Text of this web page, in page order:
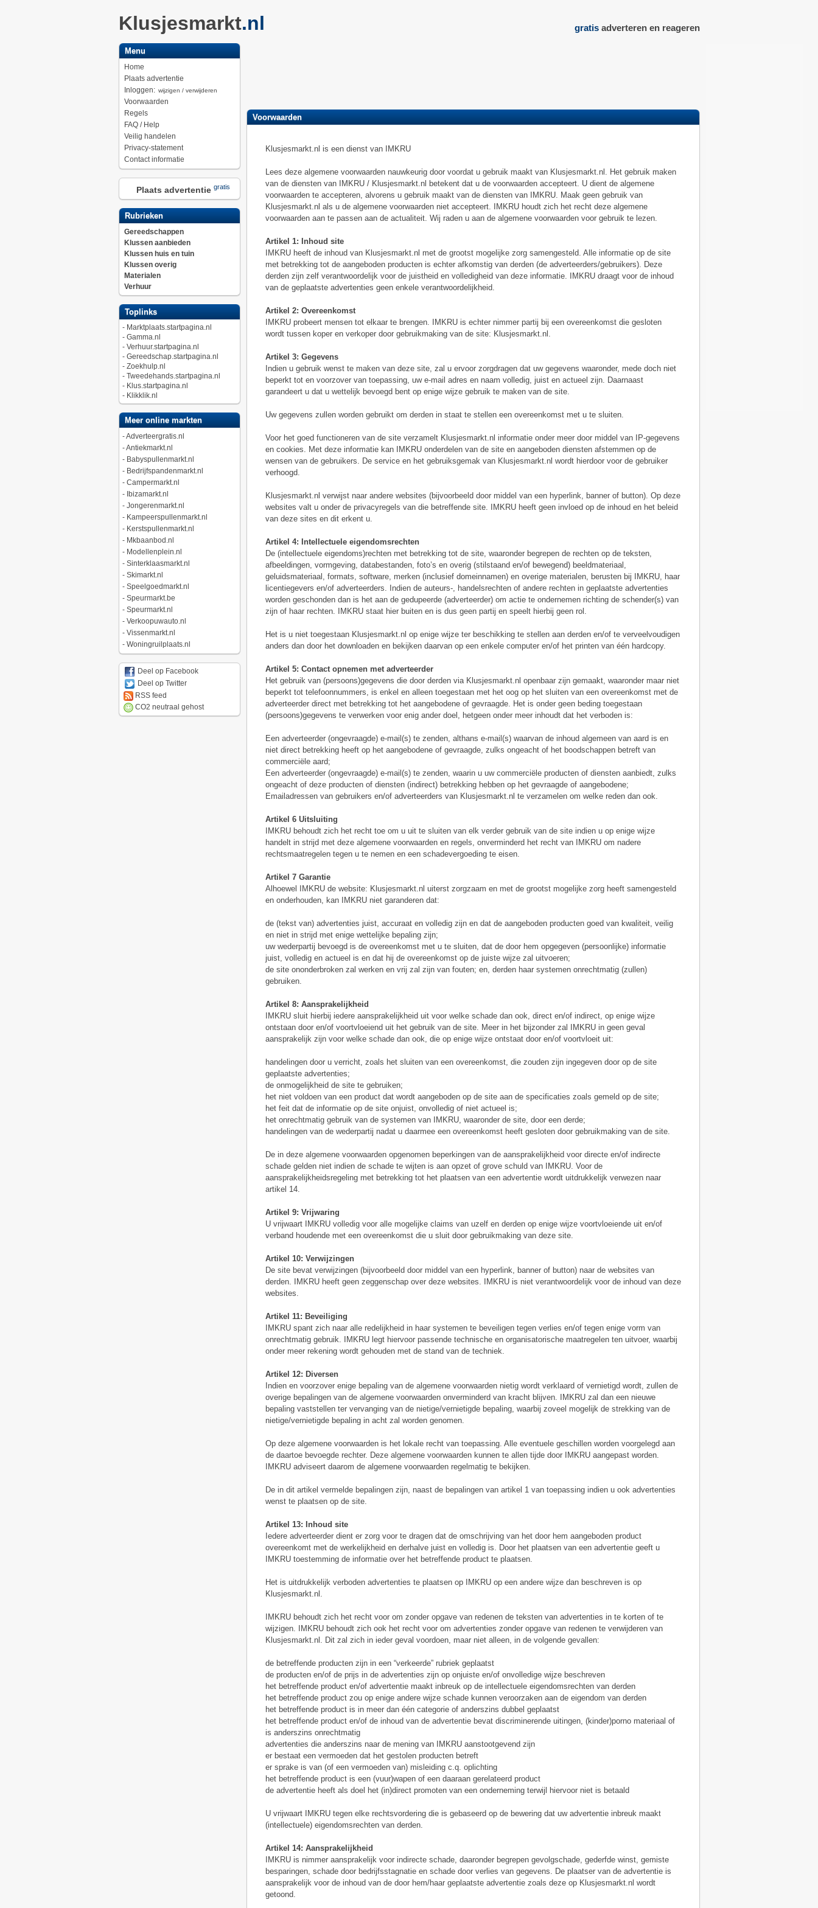
Klusjesmarkt.nl gratisadverteren en reageren
Menu
Home
Plaats advertentie
Inloggen: wijzigen / verwijderen
Voorwaarden
Regels
FAQ / Help
Veilig handelen
Privacy-statement
Contact informatie
Plaats advertentie gratis
Rubrieken
Gereedschappen
Klussen aanbieden
Klussen huis en tuin
Klussen overig
Materialen
Verhuur
Toplinks
- Marktplaats.startpagina.nl
- Gamma.nl
- Verhuur.startpagina.nl
- Gereedschap.startpagina.nl
- Zoekhulp.nl
- Tweedehands.startpagina.nl
- Klus.startpagina.nl
- Klikklik.nl
Meer online markten
-Adverteergratis.nl
-Antiekmarkt.nl
- Babyspullenmarkt.nl
- Bedrijfspandenmarkt.nl
- Campermarkt.nl
- Ibizamarkt.nl
- Jongerenmarkt.nl
- Kampeerspullenmarkt.nl
- Kerstspullenmarkt.nl
- Mkbaanbod.nl
- Modellenplein.nl
- Sinterklaasmarkt.nl
- Skimarkt.nl
- Speelgoedmarkt.nl
- Speurmarkt.be
- Speurmarkt.nl
- Verkoopuwauto.nl
- Vissenmarkt.nl
- Woningruilplaats.nl
Deel op Facebook
Deel op Twitter
RSS feed
CO2 neutraal gehost
Voorwaarden
Klusjesmarkt.nl is een dienst van IMKRU
Lees deze algemene voorwaarden nauwkeurig door voordat u gebruik maakt van Klusjesmarkt.nl. Het gebruik maken
van de diensten van IMKRU / Klusjesmarkt.nl betekent dat u de voorwaarden accepteert. U dient de algemene
voorwaarden te accepteren, alvorens u gebruik maakt van de diensten van IMKRU. Maak geen gebruik van
Klusjesmarkt.nl als u de algemene voorwaarden niet accepteert. IMKRU houdt zich het recht deze algemene
voorwaarden aan te passen aan de actualiteit. Wij raden u aan de algemene voorwaarden voor gebruik te lezen.
Artikel 1: Inhoud site
IMKRU heeft de inhoud van Klusjesmarkt.nl met de grootst mogelijke zorg samengesteld. Alle informatie op de site
met betrekking tot de aangeboden producten is echter afkomstig van derden (de adverteerders/gebruikers). Deze
derden zijn zelf verantwoordelijk voor de juistheid en volledigheid van deze informatie. IMKRU draagt voor de inhoud
van de geplaatste advertenties geen enkele verantwoordelijkheid.
Artikel 2: Overeenkomst
IMKRU probeert mensen tot elkaar te brengen. IMKRU is echter nimmer partij bij een overeenkomst die gesloten
wordt tussen koper en verkoper door gebruikmaking van de site: Klusjesmarkt.nl.
Artikel 3: Gegevens
Indien u gebruik wenst te maken van deze site, zal u ervoor zorgdragen dat uw gegevens waaronder, mede doch niet
beperkt tot en voorzover van toepassing, uw e-mail adres en naam volledig, juist en actueel zijn. Daarnaast
garandeert u dat u wettelijk bevoegd bent op enige wijze gebruik te maken van de site.
Uw gegevens zullen worden gebruikt om derden in staat te stellen een overeenkomst met u te sluiten.
Voor het goed functioneren van de site verzamelt Klusjesmarkt.nl informatie onder meer door middel van IP-gegevens
en cookies. Met deze informatie kan IMKRU onderdelen van de site en aangeboden diensten afstemmen op de
wensen van de gebruikers. De service en het gebruiksgemak van Klusjesmarkt.nl wordt hierdoor voor de gebruiker
verhoogd.
Klusjesmarkt.nl verwijst naar andere websites (bijvoorbeeld door middel van een hyperlink, banner of button). Op deze
websites valt u onder de privacyregels van die betreffende site. IMKRU heeft geen invloed op de inhoud en het beleid
van deze sites en dit erkent u.
Artikel 4: Intellectuele eigendomsrechten
De (intellectuele eigendoms)rechten met betrekking tot de site, waaronder begrepen de rechten op de teksten,
afbeeldingen, vormgeving, databestanden, foto’s en overig (stilstaand en/of bewegend) beeldmateriaal,
geluidsmateriaal, formats, software, merken (inclusief domeinnamen) en overige materialen, berusten bij IMKRU, haar
licentiegevers en/of adverteerders. Indien de auteurs-, handelsrechten of andere rechten in geplaatste advertenties
worden geschonden dan is het aan de gedupeerde (adverteerder) om actie te ondernemen richting de schender(s) van
zijn of haar rechten. IMKRU staat hier buiten en is dus geen partij en speelt hierbij geen rol.
Het is u niet toegestaan Klusjesmarkt.nl op enige wijze ter beschikking te stellen aan derden en/of te verveelvoudigen
anders dan door het downloaden en bekijken daarvan op een enkele computer en/of het printen van één hardcopy.
Artikel 5: Contact opnemen met adverteerder
Het gebruik van (persoons)gegevens die door derden via Klusjesmarkt.nl openbaar zijn gemaakt, waaronder maar niet
beperkt tot telefoonnummers, is enkel en alleen toegestaan met het oog op het sluiten van een overeenkomst met de
adverteerder direct met betrekking tot het aangebodene of gevraagde. Het is onder geen beding toegestaan
(persoons)gegevens te verwerken voor enig ander doel, hetgeen onder meer inhoudt dat het verboden is:
Een adverteerder (ongevraagde) e-mail(s) te zenden, althans e-mail(s) waarvan de inhoud algemeen van aard is en
niet direct betrekking heeft op het aangebodene of gevraagde, zulks ongeacht of het boodschappen betreft van
commerciële aard;
Een adverteerder (ongevraagde) e-mail(s) te zenden, waarin u uw commerciële producten of diensten aanbiedt, zulks
ongeacht of deze producten of diensten (indirect) betrekking hebben op het gevraagde of aangebodene;
Emailadressen van gebruikers en/of adverteerders van Klusjesmarkt.nl te verzamelen om welke reden dan ook.
Artikel 6 Uitsluiting
IMKRU behoudt zich het recht toe om u uit te sluiten van elk verder gebruik van de site indien u op enige wijze
handelt in strijd met deze algemene voorwaarden en regels, onverminderd het recht van IMKRU om nadere
rechtsmaatregelen tegen u te nemen en een schadevergoeding te eisen.
Artikel 7 Garantie
Alhoewel IMKRU de website: Klusjesmarkt.nl uiterst zorgzaam en met de grootst mogelijke zorg heeft samengesteld
en onderhouden, kan IMKRU niet garanderen dat:
de (tekst van) advertenties juist, accuraat en volledig zijn en dat de aangeboden producten goed van kwaliteit, veilig
en niet in strijd met enige wettelijke bepaling zijn;
uw wederpartij bevoegd is de overeenkomst met u te sluiten, dat de door hem opgegeven (persoonlijke) informatie
juist, volledig en actueel is en dat hij de overeenkomst op de juiste wijze zal uitvoeren;
de site ononderbroken zal werken en vrij zal zijn van fouten; en, derden haar systemen onrechtmatig (zullen)
gebruiken.
Artikel 8: Aansprakelijkheid
IMKRU sluit hierbij iedere aansprakelijkheid uit voor welke schade dan ook, direct en/of indirect, op enige wijze
ontstaan door en/of voortvloeiend uit het gebruik van de site. Meer in het bijzonder zal IMKRU in geen geval
aansprakelijk zijn voor welke schade dan ook, die op enige wijze ontstaat door en/of voortvloeit uit:
handelingen door u verricht, zoals het sluiten van een overeenkomst, die zouden zijn ingegeven door op de site
geplaatste advertenties;
de onmogelijkheid de site te gebruiken;
het niet voldoen van een product dat wordt aangeboden op de site aan de specificaties zoals gemeld op de site;
het feit dat de informatie op de site onjuist, onvolledig of niet actueel is;
het onrechtmatig gebruik van de systemen van IMKRU, waaronder de site, door een derde;
handelingen van de wederpartij nadat u daarmee een overeenkomst heeft gesloten door gebruikmaking van de site.
De in deze algemene voorwaarden opgenomen beperkingen van de aansprakelijkheid voor directe en/of indirecte
schade gelden niet indien de schade te wijten is aan opzet of grove schuld van IMKRU. Voor de
aansprakelijkheidsregeling met betrekking tot het plaatsen van een advertentie wordt uitdrukkelijk verwezen naar
artikel 14.
Artikel 9: Vrijwaring
U vrijwaart IMKRU volledig voor alle mogelijke claims van uzelf en derden op enige wijze voortvloeiende uit en/of
verband houdende met een overeenkomst die u sluit door gebruikmaking van deze site.
Artikel 10: Verwijzingen
De site bevat verwijzingen (bijvoorbeeld door middel van een hyperlink, banner of button) naar de websites van
derden. IMKRU heeft geen zeggenschap over deze websites. IMKRU is niet verantwoordelijk voor de inhoud van deze
websites.
Artikel 11: Beveiliging
IMKRU spant zich naar alle redelijkheid in haar systemen te beveiligen tegen verlies en/of tegen enige vorm van
onrechtmatig gebruik. IMKRU legt hiervoor passende technische en organisatorische maatregelen ten uitvoer, waarbij
onder meer rekening wordt gehouden met de stand van de techniek.
Artikel 12: Diversen
Indien en voorzover enige bepaling van de algemene voorwaarden nietig wordt verklaard of vernietigd wordt, zullen de
overige bepalingen van de algemene voorwaarden onverminderd van kracht blijven. IMKRU zal dan een nieuwe
bepaling vaststellen ter vervanging van de nietige/vernietigde bepaling, waarbij zoveel mogelijk de strekking van de
nietige/vernietigde bepaling in acht zal worden genomen.
Op deze algemene voorwaarden is het lokale recht van toepassing. Alle eventuele geschillen worden voorgelegd aan
de daartoe bevoegde rechter. Deze algemene voorwaarden kunnen te allen tijde door IMKRU aangepast worden.
IMKRU adviseert daarom de algemene voorwaarden regelmatig te bekijken.
De in dit artikel vermelde bepalingen zijn, naast de bepalingen van artikel 1 van toepassing indien u ook advertenties
wenst te plaatsen op de site.
Artikel 13: Inhoud site
Iedere adverteerder dient er zorg voor te dragen dat de omschrijving van het door hem aangeboden product
overeenkomt met de werkelijkheid en derhalve juist en volledig is. Door het plaatsen van een advertentie geeft u
IMKRU toestemming de informatie over het betreffende product te plaatsen.
Het is uitdrukkelijk verboden advertenties te plaatsen op IMKRU op een andere wijze dan beschreven is op
Klusjesmarkt.nl.
IMKRU behoudt zich het recht voor om zonder opgave van redenen de teksten van advertenties in te korten of te
wijzigen. IMKRU behoudt zich ook het recht voor om advertenties zonder opgave van redenen te verwijderen van
Klusjesmarkt.nl. Dit zal zich in ieder geval voordoen, maar niet alleen, in de volgende gevallen:
de betreffende producten zijn in een “verkeerde” rubriek geplaatst
de producten en/of de prijs in de advertenties zijn op onjuiste en/of onvolledige wijze beschreven
het betreffende product en/of advertentie maakt inbreuk op de intellectuele eigendomsrechten van derden
het betreffende product zou op enige andere wijze schade kunnen veroorzaken aan de eigendom van derden
het betreffende product is in meer dan één categorie of anderszins dubbel geplaatst
het betreffende product en/of de inhoud van de advertentie bevat discriminerende uitingen, (kinder)porno materiaal of
is anderszins onrechtmatig
advertenties die anderszins naar de mening van IMKRU aanstootgevend zijn
er bestaat een vermoeden dat het gestolen producten betreft
er sprake is van (of een vermoeden van) misleiding c.q. oplichting
het betreffende product is een (vuur)wapen of een daaraan gerelateerd product
de advertentie heeft als doel het (in)direct promoten van een onderneming terwijl hiervoor niet is betaald
U vrijwaart IMKRU tegen elke rechtsvordering die is gebaseerd op de bewering dat uw advertentie inbreuk maakt
(intellectuele) eigendomsrechten van derden.
Artikel 14: Aansprakelijkheid
IMKRU is nimmer aansprakelijk voor indirecte schade, daaronder begrepen gevolgschade, gederfde winst, gemiste
besparingen, schade door bedrijfsstagnatie en schade door verlies van gegevens. De plaatser van de advertentie is
aansprakelijk voor de inhoud van de door hem/haar geplaatste advertentie zoals deze op Klusjesmarkt.nl wordt
getoond.